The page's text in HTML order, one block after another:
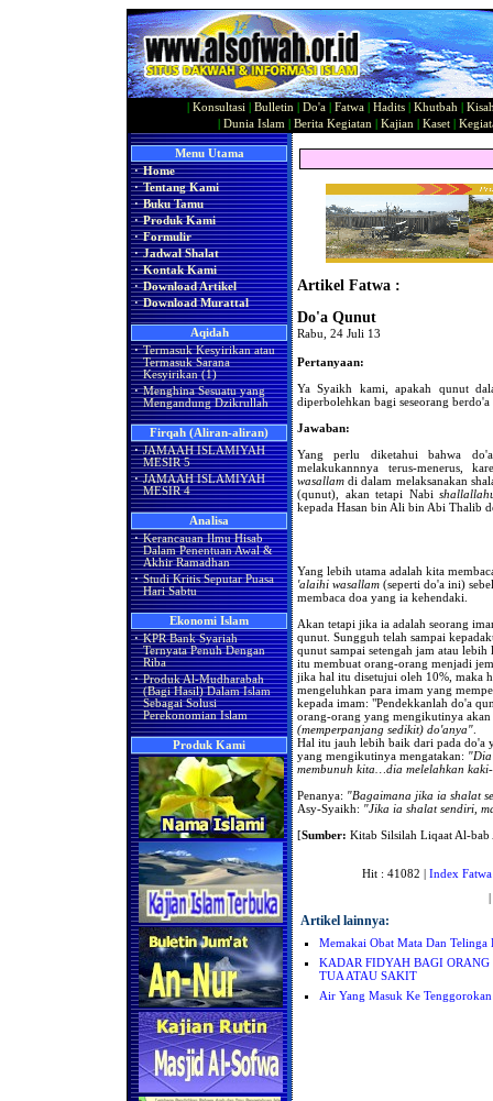
Konsultasi Bulletin Do'a Fatwa Hadits Khutbah
Dunia Islam Berita Kegiatan Kajian Kaset|
Menu Utama
· Home
· Tentang Kami
· Buku Tamu
· Produk Kami
· Formulir
· Jadwal Shalat
· Kontak Kami
· Download Artikel
· Download Murattal
Aqidah
· Termasuk Kesyirikan atau
Termasuk Sarana
Kesyirikan (1)
· Menghina Sesuatu yang
Mengandung Dzikrullah
Firqah (Aliran-aliran)
· JAMAAH ISLAMIYAH
MESIR 5
· JAMAAH ISLAMIYAH
MESIR 4
Analisa
· Kerancauan Ilmu Hisab
Dalam Penentuan Awal &
Akhir Ramadhan
· Studi Kritis Seputar Puasa
Hari Sabtu
Ekonomi Islam
· KPR Bank Syariah
Ternyata Penuh Dengan
Riba
· Produk Al-Mudharabah
(Bagi Hasil) Dalam Islam
Sebagai Solusi
Perekonomian Islam
Produk Kami
Artikel Fatwa :
Do'a Qunut
Rabu, 24 Juli 13
Pertanyaan:
Ya Syaikh kami, apakah qunut
diperbolehkan bagi seseorang
Jawaban:
Yang perlu diketahui bahwa
melakukannnya terus-menerus,
wasallam di dalam melaksanakan
(qunut), akan tetapi Nabi
kepada Hasan bin Ali bin Abi Thalib
Yang lebih utama adalah kita
'alaihi wasallam (seperti do'a ini)
membaca doa yang ia kehendaki.
Akan tetapi jika ia adalah seorang
qunut. Sungguh telah sampai
qunut sampai setengah jam atau
itu membuat orang-orang menjadi
jika hal itu disetujui oleh 10%, maka
mengeluhkan para imam yang
kepada imam: "Pendekkanlah do'a
orang-orang yang mengikutinya akan
(memperpanjang sedikit) do'anya"
Hal itu jauh lebih baik dari pada do'a
yang mengikutinya mengatakan:
membunuh kita…dia melelahkan
Penanya: "Bagaimana jika ia shalat
Asy-Syaikh: "Jika ia shalat sendiri,
[Sumber: Kitab Silsilah Liqaat Al-
Hit : 41082 | Index Fatwa
Artikel lainnya:
Memakai Obat Mata Dan Telinga
KADAR FIDYAH BAGI
TUA ATAU SAKIT
Air Yang Masuk Ke